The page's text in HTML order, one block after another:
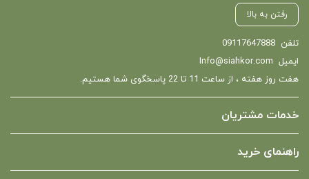
رفتن به بالا
تلفن 09117647888
ایمیل Info@siahkor.com
هفت روز هفته ، از ساعت 11 تا 22 پاسخگوی شما هستیم.
خدمات مشتریان
راهنمای خرید